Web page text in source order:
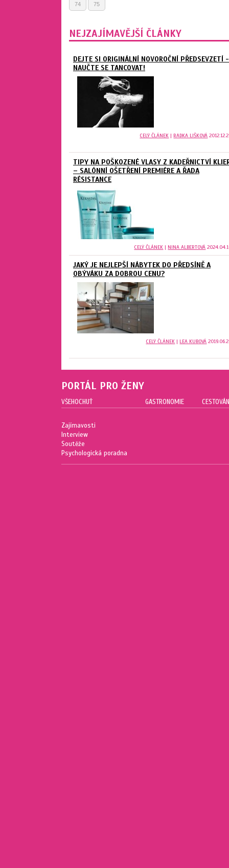
74 75
NEJZAJÍMAVĚJŠÍ ČLÁNKY
DEJTE SI ORIGINÁLNÍ NOVOROČNÍ PŘEDSEVZETÍ -
NAUČTE SE TANCOVAT!
CELÝ ČLÁNEK | RADKA LIŠKOVÁ
TIPY NA POŠKOZENÉ VLASY Z KADEŘNICTVÍ
– SALÓNNÍ OŠETŘENÍ PREMIÉRE A ŘADA
RÉSISTANCE
CELÝ ČLÁNEK | NINA ALBERTOVÁ
JAKÝ JE NEJLEPŠÍ NÁBYTEK DO PŘEDSÍNĚ A
OBÝVÁKU ZA DOBROU CENU?
CELÝ ČLÁNEK | LEA KUBOVÁ
PORTÁL PRO ŽENY
VŠEHOCHUŤ
Zajímavosti
Interview
Soutěže
Psychologická poradna
GASTRONOMIE